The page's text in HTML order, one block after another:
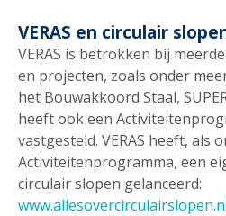
VERAS en circulair
VERAS is betrokken bij
en projecten, zoals onder
het Bouwakkoord Staal,
heeft ook een
vastgesteld. VERAS heeft, als
Activiteitenprogramma, een
circulair slopen gelanceerd: